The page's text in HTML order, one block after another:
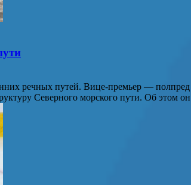
речных путей. Вице-премьер —
Северного морского пути. Об этом